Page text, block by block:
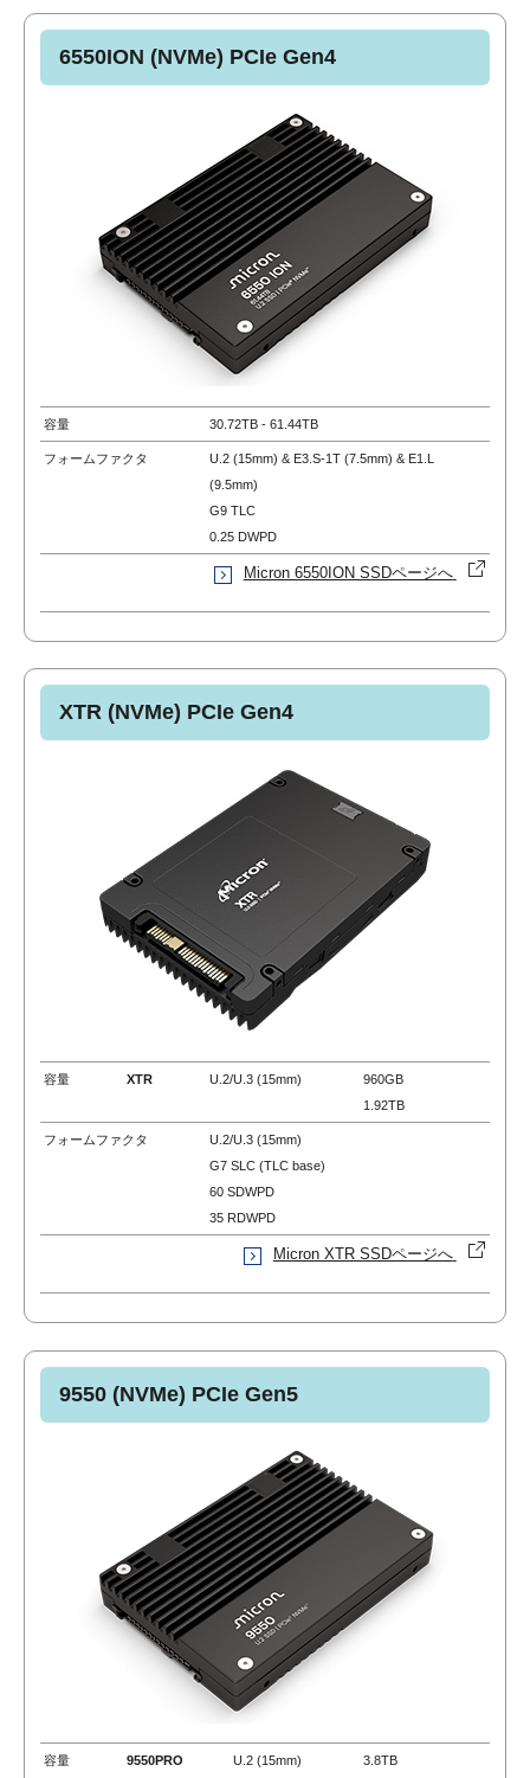
6550ION (NVMe) PCIe Gen4
容量 30.72TB ‐ 61.44TB
フォームファクタ
U.2 (15mm) & E3.S-1T (7.5mm) & E1.L
(9.5mm)
G9 TLC
0.25 DWPD
Micron 6550ION SSDページへ
XTR (NVMe) PCIe Gen4
容量 XTR U.2/U.3 (15mm)
960GB
1.92TB
フォームファクタ
U.2/U.3 (15mm)
G7 SLC (TLC base)
60 SDWPD
35 RDWPD
Micron XTR SSDページへ
9550 (NVMe) PCIe Gen5
容量 9550PRO U.2 (15mm)
3.8TB